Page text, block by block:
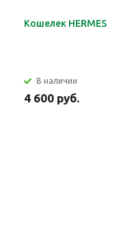
Кошелек HERMES
В наличии
4 600 руб.